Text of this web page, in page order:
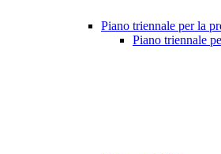
Piano triennale per la
Piano triennale